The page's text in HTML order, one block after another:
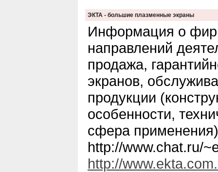
ЭКТА - большие плазменные экраны
Информация о
направлений
продажа,
экранов,
продукции
особенности,
сфера
http://www.chat.ru/
http://